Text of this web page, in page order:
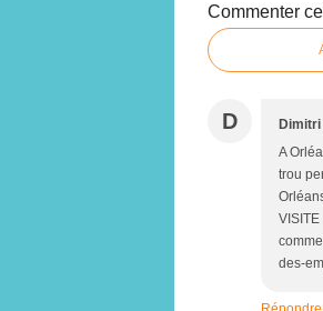
Commenter
D Dimitri
A
trou
des-